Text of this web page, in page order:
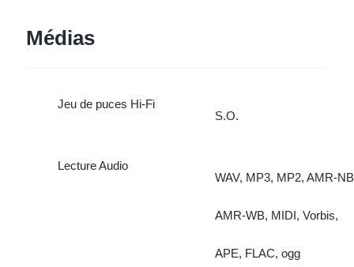
Médias
Jeu de puces Hi-Fi
S.O.
Lecture Audio
WAV, MP3, MP2, AMR-
AMR-WB, MIDI, Vorbis,
APE, FLAC, ogg